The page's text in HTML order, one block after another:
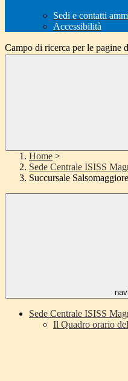
Sedi e contatti
Accessibilità
Campo di ricerca per le pagine
Home >
Sede Centrale ISISS
Succursale Salsomaggiore
Sede Centrale ISISS
Il Quadro orario